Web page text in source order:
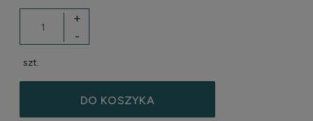
-
+
szt.
DO KOSZYKA